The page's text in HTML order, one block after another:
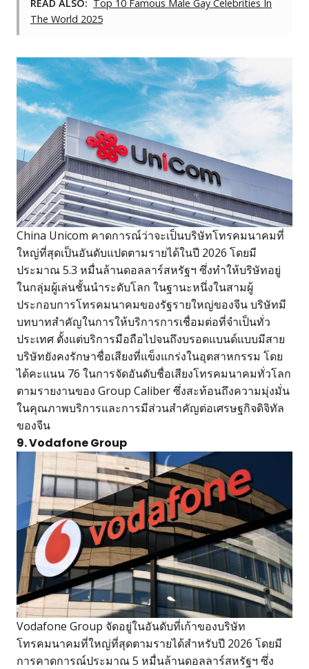
READ ALSO: Top 10 Famous Male Gay Celebrities In
The World 2025
China Unicom คาดการณ์ว่าจะเป็นบริษัทโทรคมนาคมที่
ใหญ่ที่สุดเป็นอันดับแปดตามรายได้ในปี 2026 โดยมี
ประมาณ 5.3 หมื่นล้านดอลลาร์สหรัฐฯ ซึ่งทำให้บริษัทอยู่
ในกลุ่มผู้เล่นชั้นนำระดับโลก ในฐานะหนึ่งในสามผู้
ประกอบการโทรคมนาคมของรัฐรายใหญ่ของจีน บริษัทมี
บทบาทสำคัญในการให้บริการการเชื่อมต่อที่จำเป็นทั่ว
ประเทศ ตั้งแต่บริการมือถือไปจนถึงบรอดแบนด์แบบมีสาย
บริษัทยังคงรักษาชื่อเสียงที่แข็งแกร่งในอุตสาหกรรม โดย
ได้คะแนน 76 ในการจัดอันดับชื่อเสียงโทรคมนาคมทั่วโลก
ตามรายงานของ Group Caliber ซึ่งสะท้อนถึงความมุ่งมั่น
ในคุณภาพบริการและการมีส่วนสำคัญต่อเศรษฐกิจดิจิทัล
ของจีน
9. Vodafone Group
Vodafone Group จัดอยู่ในอันดับที่เก้าของบริษัท
โทรคมนาคมที่ใหญ่ที่สุดตามรายได้สำหรับปี 2026 โดยมี
การคาดการณ์ประมาณ 5 หมื่นล้านดอลลาร์สหรัฐฯ ซึ่ง